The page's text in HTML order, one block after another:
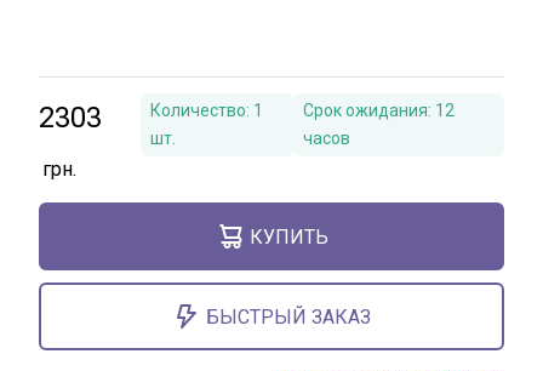
2303 Количество: 1
шт.
Срок ожидания: 12
часов
КУПИТЬ
БЫСТРЫЙ ЗАКАЗ